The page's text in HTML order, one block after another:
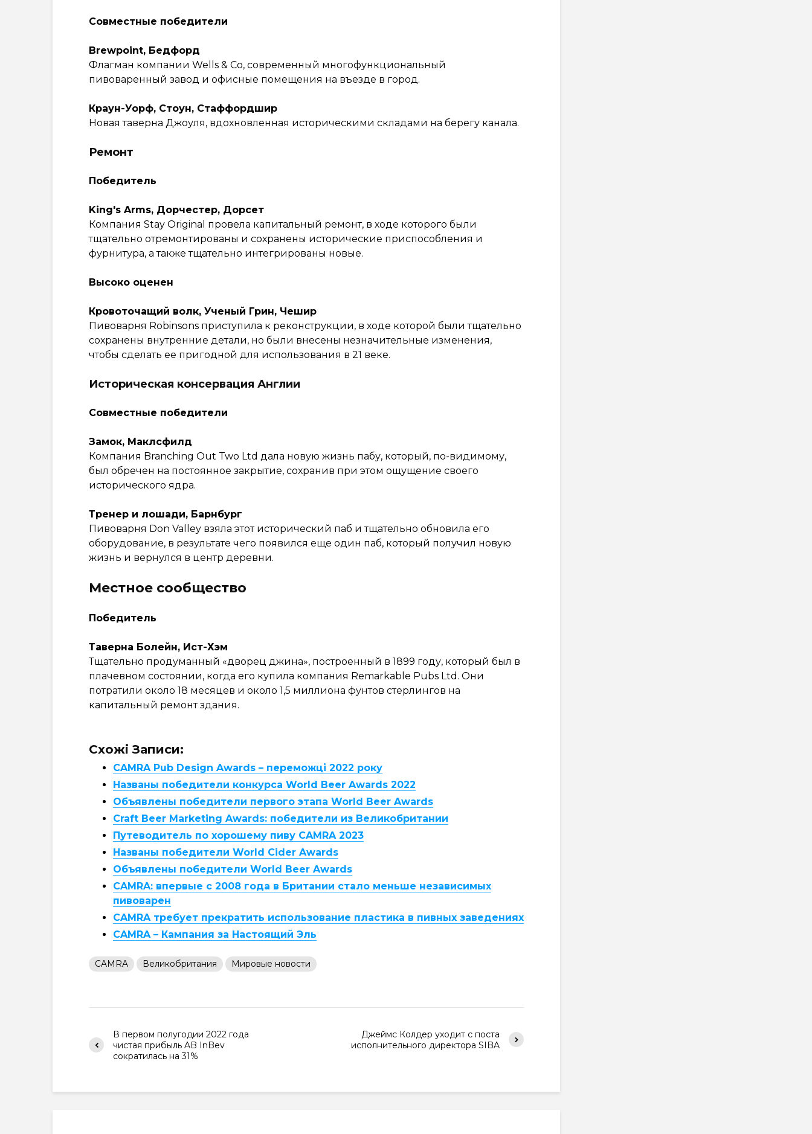
Совместные победители
Brewpoint, Бедфорд
Флагман компании Wells & Co, современный многофункциональный
пивоваренный завод и офисные помещения на въезде в город.
Краун-Уорф, Стоун, Стаффордшир
Новая таверна Джоуля, вдохновленная историческими складами на берегу канала.
Ремонт
Победитель
King's Arms, Дорчестер, Дорсет
Компания Stay Original провела капитальный ремонт, в ходе которого были
тщательно отремонтированы и сохранены исторические приспособления и
фурнитура, а также тщательно интегрированы новые.
Высоко оценен
Кровоточащий волк, Ученый Грин, Чешир
Пивоварня Robinsons приступила к реконструкции, в ходе которой были тщательно
сохранены внутренние детали, но были внесены незначительные изменения,
чтобы сделать ее пригодной для использования в 21 веке.
Историческая консервация Англии
Совместные победители
Замок, Маклсфилд
Компания Branching Out Two Ltd дала новую жизнь пабу, который, по-видимому,
был обречен на постоянное закрытие, сохранив при этом ощущение своего
исторического ядра.
Тренер и лошади, Барнбург
Пивоварня Don Valley взяла этот исторический паб и тщательно обновила его
оборудование, в результате чего появился еще один паб, который получил новую
жизнь и вернулся в центр деревни.
Местное сообщество
Победитель
Таверна Болейн, Ист-Хэм
Тщательно продуманный «дворец джина», построенный в 1899 году, который был в
плачевном состоянии, когда его купила компания Remarkable Pubs Ltd. Они
потратили около 18 месяцев и около 1,5 миллиона фунтов стерлингов на
капитальный ремонт здания.
Схожі Записи:
CAMRA Pub Design Awards – переможці 2022 року
Названы победители конкурса World Beer Awards 2022
Объявлены победители первого этапа World Beer Awards
Craft Beer Marketing Awards: победители из Великобритании
Путеводитель по хорошему пиву CAMRA 2023
Названы победители World Cider Awards
Объявлены победители World Beer Awards
CAMRA: впервые с 2008 года в Британии стало меньше независимых
пивоварен
CAMRA требует прекратить использование пластика в пивных заведениях
CAMRA – Кампания за Настоящий Эль
CAMRA Великобритания Мировые новости
В первом полугодии 2022 года
чистая прибыль AB InBev
сократилась на 31%
Джеймс Колдер уходит с поста
исполнительного директора SIBA